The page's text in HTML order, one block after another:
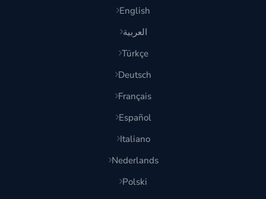
English
العربية
Türkçe
Deutsch
Français
Español
Italiano
Nederlands
Polski